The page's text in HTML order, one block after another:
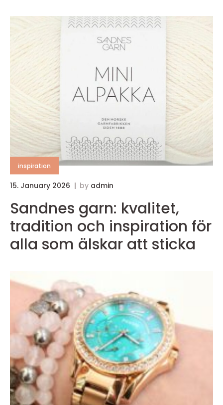
inspiration
15. January 2026 by admin
Sandnes garn: kvalitet,
tradition och inspiration för
alla som älskar att sticka